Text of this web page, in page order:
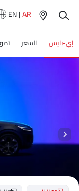
EN|AR
إي-بايس السعر